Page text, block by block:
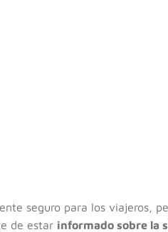
seguro para los viajeros,
de estar informado sobre la